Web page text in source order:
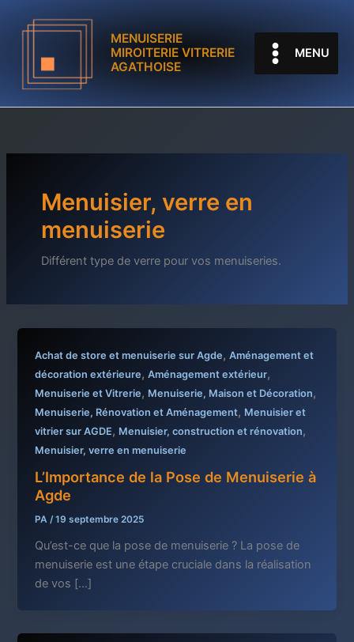
MENUISERIE
MIROITERIE VITRERIE
AGATHOISE
MENU
Menuisier, verre en
menuiserie
Différent type de verre pour vos menuiseries.
Achat de store et menuiserie sur Agde,Aménagement et
décoration extérieure,Aménagement extérieur,
Menuiserie et Vitrerie, Menuiserie, Maison et Décoration ,
Menuiserie, Rénovation et Aménagement, Menuisier et
vitrier sur AGDE, Menuisier, construction et rénovation ,
Menuisier, verre en menuiserie
L’Importance de la Pose de Menuiserie à
Agde
PA/19 septembre 2025
Qu’est-ce que la pose de menuiserie ? La pose de
menuiserie est une étape cruciale dans la réalisation
de vos […]